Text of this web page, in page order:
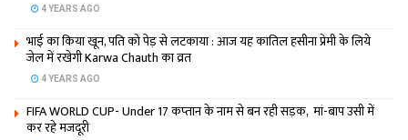
4 YEARS AGO
भाई का किया खून, पति को पेड़ से लटकाया : आज यह कातिल हसीना प्रेमी के लिये
जेल में रखेगी Karwa Chauth का व्रत
4 YEARS AGO
FIFA WORLD CUP- Under 17 कप्‍तान के नाम से बन रही सड़क, मां-बाप उसी में
कर रहे मजदूरी